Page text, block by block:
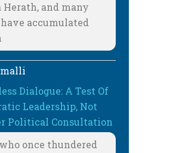
and many
accumulated
Dialogue: A Test Of
Leadership, Not
Political Consultation
once thundered